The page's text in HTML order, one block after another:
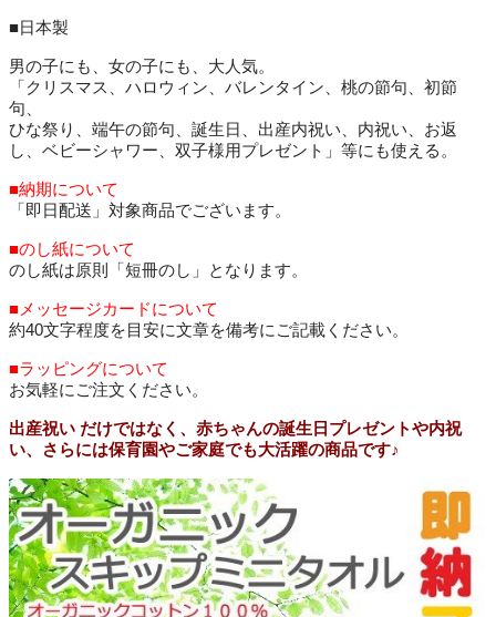
■日本製
男の子にも、女の子にも、大人気。
「クリスマス、ハロウィン、バレンタイン、桃の節句、初節
句、
ひな祭り、端午の節句、誕生日、出産内祝い、内祝い、お返
し、ベビーシャワー、双子様用プレゼント」等にも使える。
■納期について
「即日配送」対象商品でございます。
■のし紙について
のし紙は原則「短冊のし」となります。
■メッセージカードについて
約40文字程度を目安に文章を備考にご記載ください。
■ラッピングについて
お気軽にご注文ください。
出産祝い だけではなく、赤ちゃんの誕生日プレゼントや内祝
い、さらには保育園やご家庭でも大活躍の商品です♪